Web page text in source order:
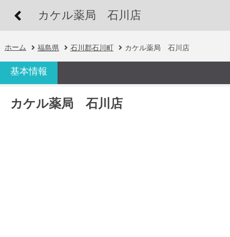
カケル薬局 石川店
ホーム 福島県 石川郡石川町 カケル薬局 石川店
基本情報
カケル薬局 石川店